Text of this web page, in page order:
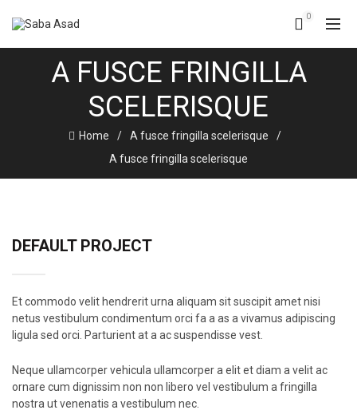
0
A FUSCE FRINGILLA
SCELERISQUE
Home
A fusce fringilla scelerisque
A fusce fringilla scelerisque
DEFAULT PROJECT
Et commodo velit hendrerit urna aliquam sit suscipit amet nisi
netus vestibulum condimentum orci fa a as a vivamus adipiscing
ligula sed orci. Parturient at a ac suspendisse vest.
Neque ullamcorper vehicula ullamcorper a elit et diam a velit ac
ornare cum dignissim non non libero vel vestibulum a fringilla
nostra ut venenatis a vestibulum nec.